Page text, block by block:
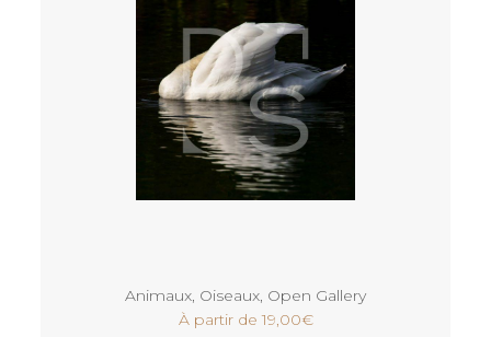
Animaux Oiseaux Open Gallery
À partir de19,00€